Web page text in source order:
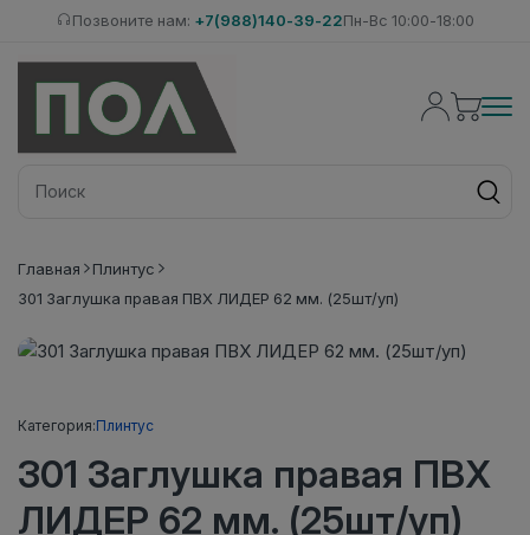
Позвоните нам: +7(988)140-39-22Пн-Вс 10:00-18:00
Главная
Плинтус
301 Заглушка правая ПВХ ЛИДЕР 62 мм. (25шт/уп)
Категория:Плинтус
301 Заглушка правая ПВХ
ЛИДЕР 62 мм. (25шт/уп)